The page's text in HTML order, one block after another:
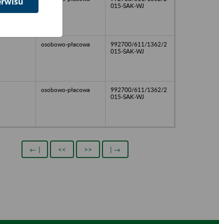
015-SAK-WJ
osobowo-płacowa
992700/611/1362/2
015-SAK-WJ
osobowo-płacowa
992700/611/1362/2
015-SAK-WJ
← | << >> | →